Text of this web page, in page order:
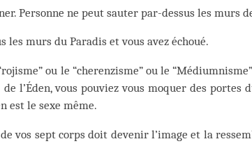
Personne ne peut sauter par-dessus les murs
les murs du Paradis et vous avez échoué.
ou le “cherenzisme” ou le
l’Éden, vous pouviez vous moquer des portes
est le sexe même.
vos sept corps doit devenir l’image et la